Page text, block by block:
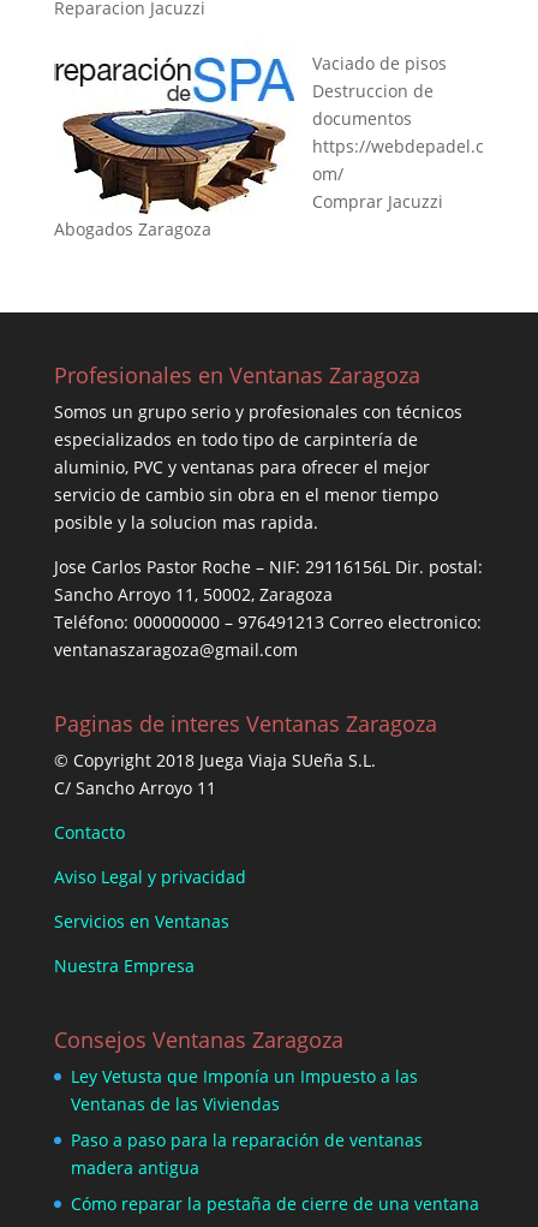
Reparacion Jacuzzi
Vaciado de pisos
Destruccion de
documentos
https://webdepadel.c
om/
Comprar Jacuzzi
Abogados Zaragoza
Profesionales en Ventanas Zaragoza
Somos un grupo serio y profesionales con técnicos
especializados en todo tipo de carpintería de
aluminio, PVC y ventanas para ofrecer el mejor
servicio de cambio sin obra en el menor tiempo
posible y la solucion mas rapida.
Jose Carlos Pastor Roche – NIF: 29116156L Dir. postal:
Sancho Arroyo 11, 50002, Zaragoza
Teléfono: 000000000 – 976491213 Correo electronico:
ventanaszaragoza@gmail.com
Paginas de interes Ventanas Zaragoza
© Copyright 2018 Juega Viaja SUeña S.L.
C/ Sancho Arroyo 11
Contacto
Aviso Legal y privacidad
Servicios en Ventanas
Nuestra Empresa
Consejos Ventanas Zaragoza
Ley Vetusta que Imponía un Impuesto a las
Ventanas de las Viviendas
Paso a paso para la reparación de ventanas
madera antigua
Cómo reparar la pestaña de cierre de una ventana